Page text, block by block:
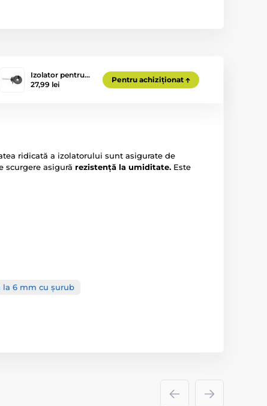
Izolator pentru…
27,99 lei
Pentru achiziționat
ridicată a izolatorului sunt asigurate de
scurgere asigură rezistență la umiditate. Este
la 6 mm cu șurub